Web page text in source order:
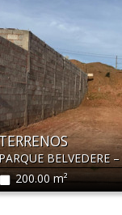
PARQUE BELVEDERE–
200.00 m²